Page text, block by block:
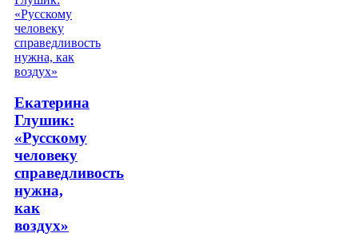
Екатерина
Глушик:
«Русскому
человеку
справедливость
нужна,
как
воздух»